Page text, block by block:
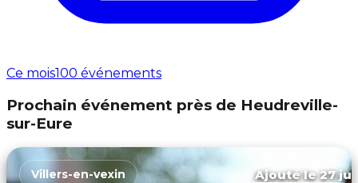
Ce mois100 événements
Prochain événement près de Heudreville-
sur-Eure
Villers-en-vexin Ajouté le 27